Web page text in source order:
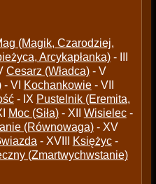
(Magik, Czarodziej,
Arcykapłanka)- III
Cesarz (Władca)- V
- VI Kochankowie- VII
- IX Pustelnik (Eremita,
Moc (Siła)- XII Wisielec-
(Równowaga)- XV
- XVIII Księżyc-
(Zmartwychwstanie)